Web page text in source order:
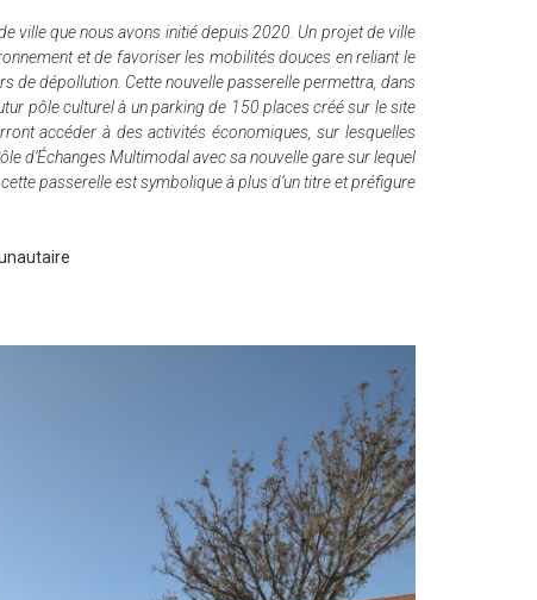
ville que nous avons initié depuis 2020. Un projet de ville
et de favoriser les mobilités douces en reliant le
de dépollution. Cette nouvelle passerelle permettra, dans
pôle culturel à un parking de 150 places créé sur le site
accéder à des activités économiques, sur lesquelles
d’Échanges Multimodal avec sa nouvelle gare sur lequel
passerelle est symbolique à plus d’un titre et préfigure